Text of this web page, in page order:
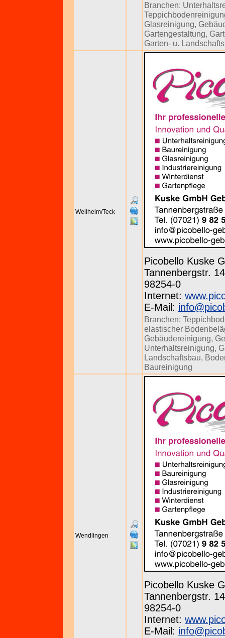
Branchen:
Glasreinigung,
Gartengestaltung,
Garten- u.
Weilheim/Teck
Picobello Kuske
Tannenbergstr.
98254-0
Internet:
E-Mail:
Branchen:
elastischer
Gebäudereinigung,
Unterhaltsreinigung,
Landschaftsbau,
Baureinigung
Wendlingen
Picobello Kuske
Tannenbergstr.
98254-0
Internet:
E-Mail: